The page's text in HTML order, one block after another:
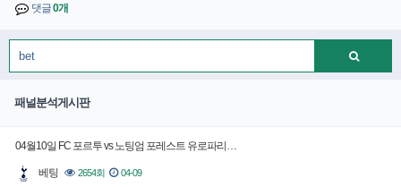
댓글0개
패널분석게시판
04월10일 FC 포르투 vs 노팅엄 포레스트 유로파리…
베팅 2654회 04-09